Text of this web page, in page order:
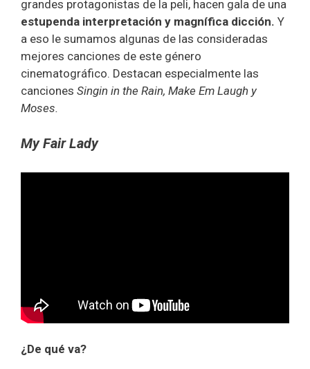
grandes protagonistas de la peli, hacen gala de una
estupenda interpretación y magnífica dicción. Y
a eso le sumamos algunas de las consideradas
mejores canciones de este género
cinematográfico. Destacan especialmente las
canciones Singin in the Rain, Make Em Laugh y
Moses.
My Fair Lady
¿De qué va?